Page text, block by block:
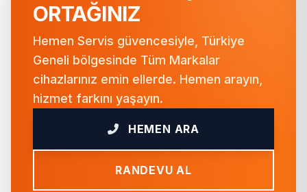
ORTAĞINIZ
Hemen Servis güvencesiyle, Türkiye
Geneli bölgesinde Tüm Markalar
cihazlarınız emin ellerde. Hemen arayın,
hizmet farkını yaşayın.
HEMEN ARA
RANDEVU AL